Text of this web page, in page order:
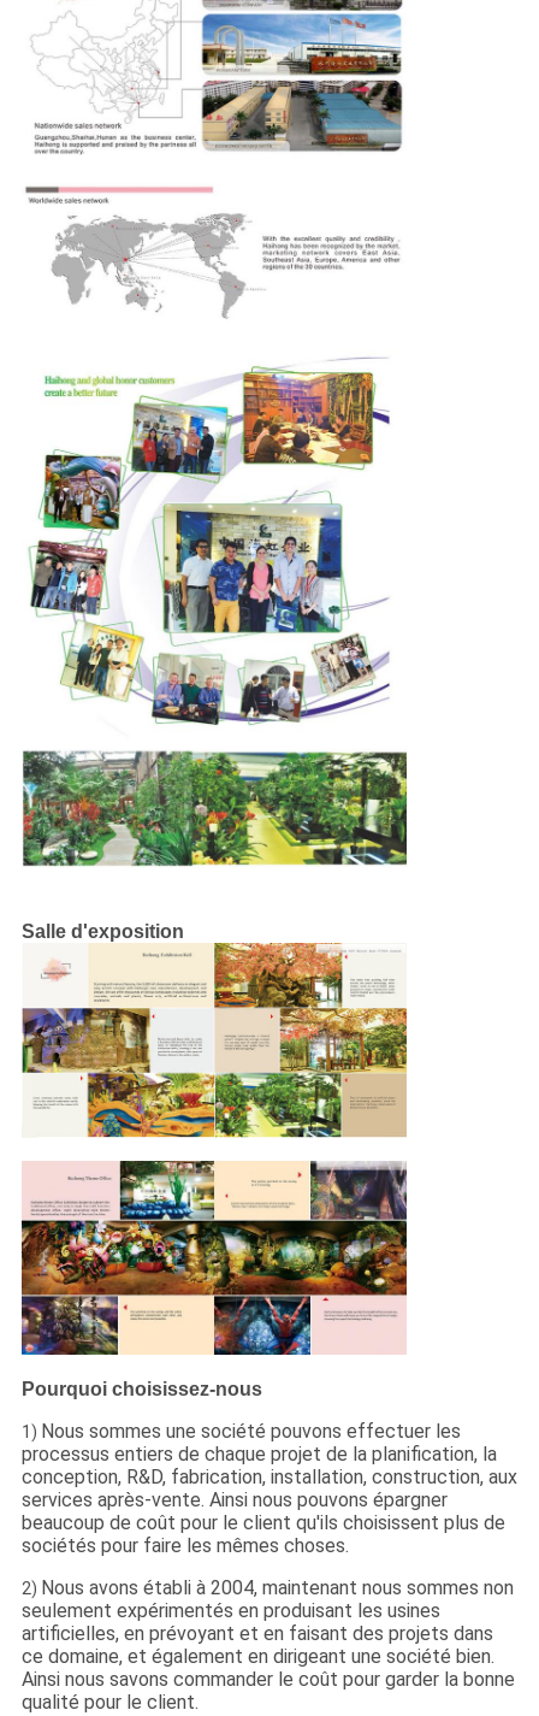
Salle d'exposition
Pourquoi choisissez-nous
1) Nous sommes une société pouvons effectuer les
processus entiers de chaque projet de la planification, la
conception, R&D, fabrication, installation, construction, aux
services après-vente. Ainsi nous pouvons épargner
beaucoup de coût pour le client qu'ils choisissent plus de
sociétés pour faire les mêmes choses.
2) Nous avons établi à 2004, maintenant nous sommes non
seulement expérimentés en produisant les usines
artificielles, en prévoyant et en faisant des projets dans
ce domaine, et également en dirigeant une société bien.
Ainsi nous savons commander le coût pour garder la bonne
qualité pour le client.